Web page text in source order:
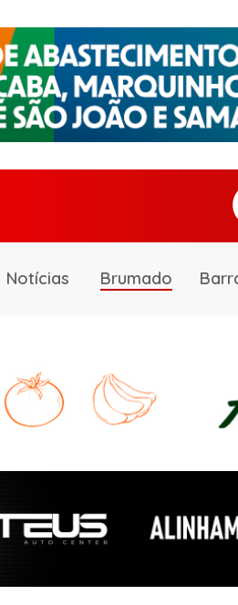
Notícias Brumado